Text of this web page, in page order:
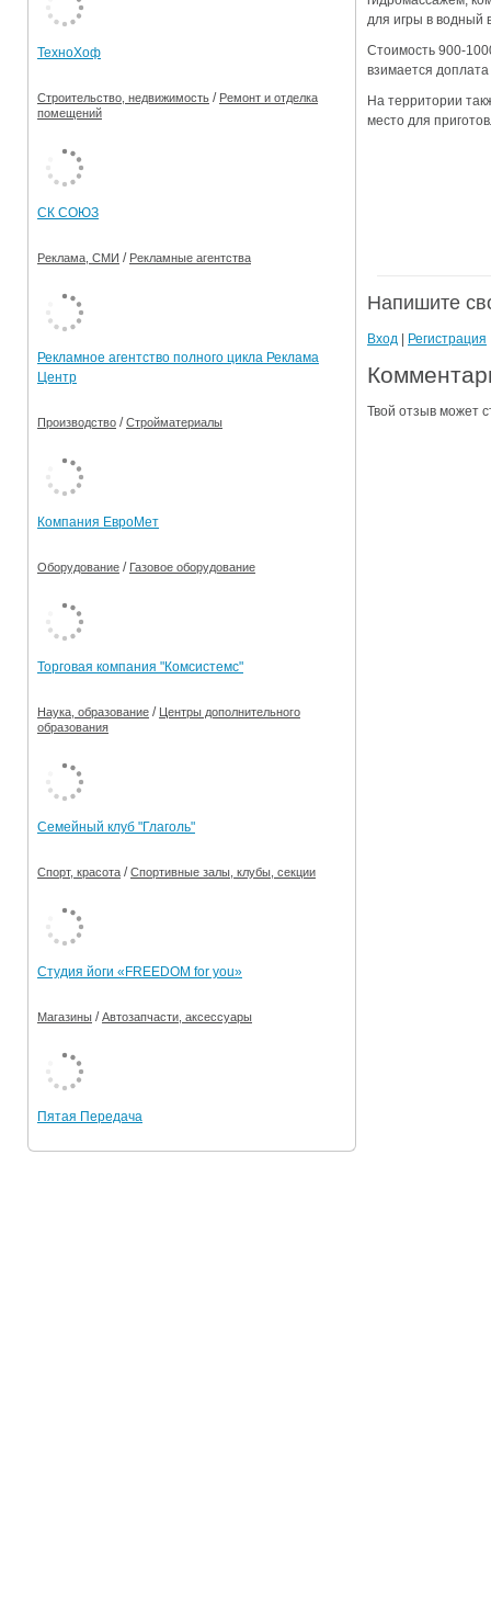
Ограничения движения транспорта на майские
Электронные транспортные карты
для игры в водный
Стоимость 900-
взимается
На территории
место для
Напишите
Вход Регистрация
Твой отзыв может
ТехноХоф
Строительство, недвижимость / Ремонт и отделка
помещений
СК СОЮЗ
Реклама, СМИ / Рекламные агентства
Рекламное агентство полного цикла Реклама
Центр
Производство /Стройматериалы
Компания ЕвроМет
Оборудование / Газовое оборудование
Торговая компания "Комсистемс"
Наука, образование / Центры дополнительного
образования
Семейный клуб "Глаголь"
Спорт, красота /Спортивные залы, клубы, секции
Студия йоги «FREEDOM for you»
Магазины /Автозапчасти, аксессуары
Пятая Передача